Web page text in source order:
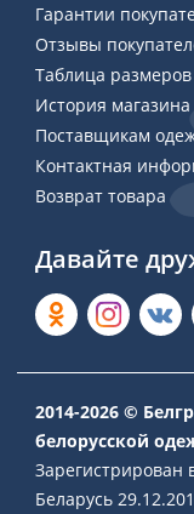
Гарантии
Отзывы
Таблица размеров
История магазина
Поставщикам
Контактная
Возврат товара
Давайте
2014-2026 ©
белорусской
Зарегистрирован
Беларусь